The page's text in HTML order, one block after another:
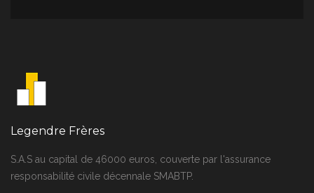
Legendre Frères
S.A.S au capital de 46000 euros, couverte par l'assurance
responsabilité civile décennale SMABTP.